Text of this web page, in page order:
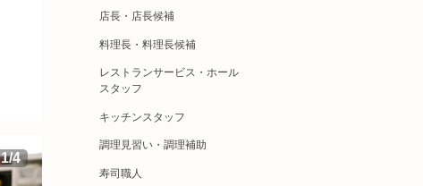
1/4
店長・店長候補
料理長・料理長候補
レストランサービス・ホール
スタッフ
キッチンスタッフ
調理見習い・調理補助
寿司職人